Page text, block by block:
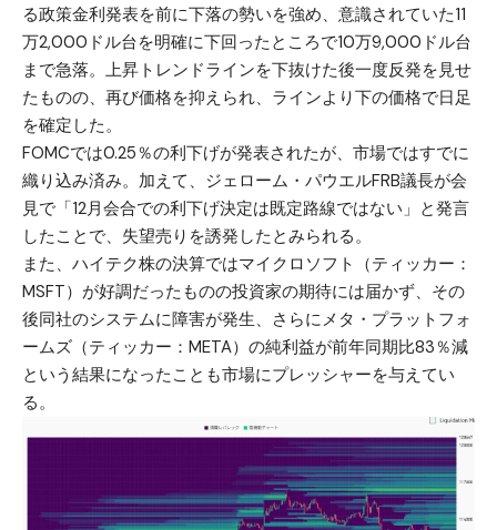
る政策金利発表を前に下落の勢いを強め、意識されていた11
万2,000ドル台を明確に下回ったところで10万9,000ドル台
まで急落。上昇トレンドラインを下抜けた後一度反発を見せ
たものの、再び価格を抑えられ、ラインより下の価格で日足
を確定した。
FOMCでは0.25％の利下げが発表されたが、市場ではすでに
織り込み済み。加えて、ジェローム・パウエルFRB議長が会
見で「12月会合での利下げ決定は既定路線ではない」と発言
したことで、失望売りを誘発したとみられる。
また、ハイテク株の決算ではマイクロソフト（ティッカー：
MSFT）が好調だったものの投資家の期待には届かず、その
後同社のシステムに障害が発生、さらにメタ・プラットフォ
ームズ（ティッカー：META）の純利益が前年同期比83％減
という結果になったことも市場にプレッシャーを与えてい
る。